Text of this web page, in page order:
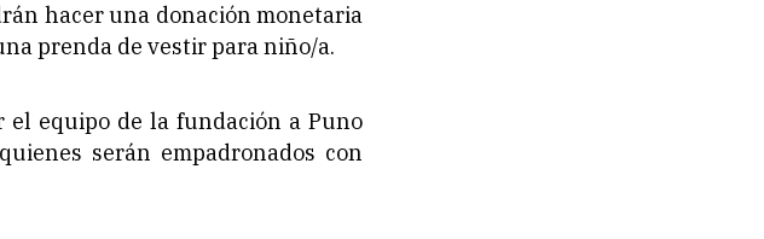
hacer una donación monetaria
prenda de vestir para niño/a.
el equipo de la fundación a Puno
serán empadronados con